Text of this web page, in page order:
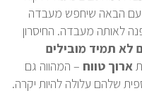
הבאה שיחפש מעבדה
לאותה מעבדה. החיסרון
לא תמיד מובילים
ארוך טווח – המהווה גם
שלהם עלולה להיות יקרה.